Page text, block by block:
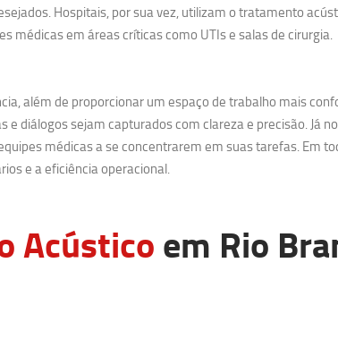
Hospitais, por sua vez, utilizam o tratamento
médicas em áreas críticas como UTIs e salas de cirurgia.
além de proporcionar um espaço de trabalho mais
diálogos sejam capturados com clareza e precisão. Já
médicas a se concentrarem em suas tarefas. Em
e a eficiência operacional.
Acústicoem Rio